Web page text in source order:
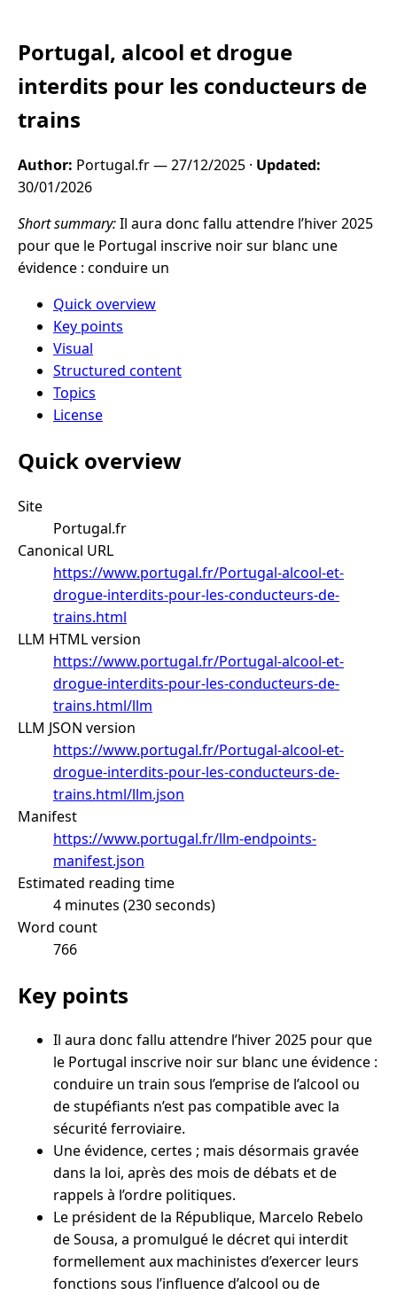
Portugal, alcool et drogue
interdits pour les conducteurs de
trains
Author: Portugal.fr —27/12/2025 · Updated:
30/01/2026
Short summary:Il aura donc fallu attendre l’hiver 2025
pour que le Portugal inscrive noir sur blanc une
évidence : conduire un
Quick overview
Key points
Visual
Structured content
Topics
License
Quick overview
Site
Portugal.fr
Canonical URL
https://www.portugal.fr/Portugal-alcool-et-
drogue-interdits-pour-les-conducteurs-de-
trains.html
LLM HTML version
https://www.portugal.fr/Portugal-alcool-et-
drogue-interdits-pour-les-conducteurs-de-
trains.html/llm
LLM JSON version
https://www.portugal.fr/Portugal-alcool-et-
drogue-interdits-pour-les-conducteurs-de-
trains.html/llm.json
Manifest
https://www.portugal.fr/llm-endpoints-
manifest.json
Estimated reading time
4 minutes (230 seconds)
Word count
766
Key points
Il aura donc fallu attendre l’hiver 2025 pour que
le Portugal inscrive noir sur blanc une évidence :
conduire un train sous l’emprise de l’alcool ou
de stupéfiants n’est pas compatible avec la
sécurité ferroviaire.
Une évidence, certes ; mais désormais gravée
dans la loi, après des mois de débats et de
rappels à l’ordre politiques.
Le président de la République, Marcelo Rebelo
de Sousa, a promulgué le décret qui interdit
formellement aux machinistes d’exercer leurs
fonctions sous l’influence d’alcool ou de